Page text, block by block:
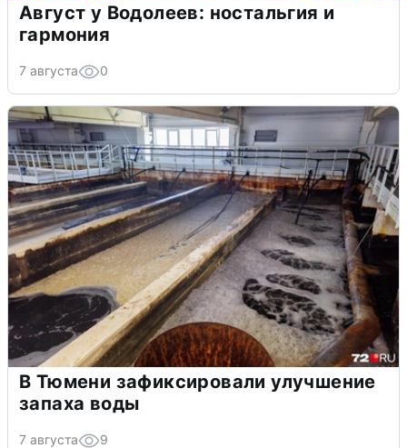
Август у Водолеев: ностальгия и
гармония
7 августа 0
В Тюмени зафиксировали улучшение
запаха воды
7 августа 9